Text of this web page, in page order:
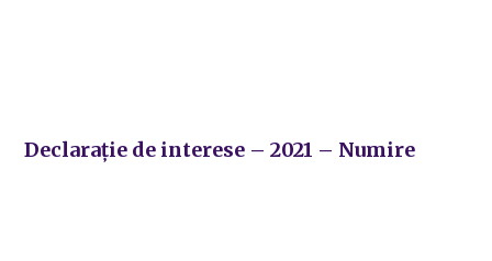
Declarație de interese – 2021 – Numire